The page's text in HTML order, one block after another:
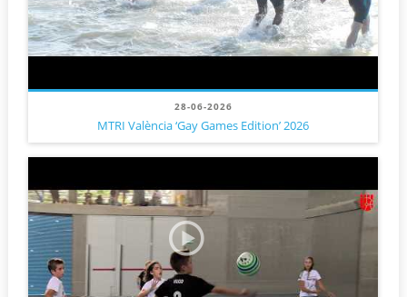
28-06-2026
MTRI València ‘Gay Games Edition’ 2026